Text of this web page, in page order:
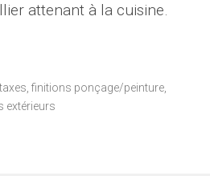
attenant à la cuisine.
finitions ponçage/peinture,
extérieurs